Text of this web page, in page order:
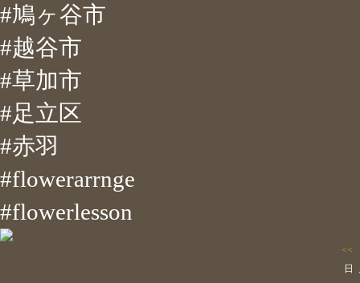
#鳩ヶ谷市
#越谷市
#草加市
#足立区
#赤羽
#flowerarrnge
#flowerlesson
<<
日